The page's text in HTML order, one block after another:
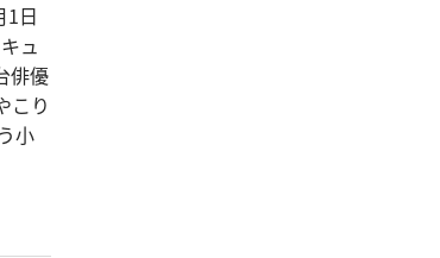
1日
ュ
俳優
こり
小